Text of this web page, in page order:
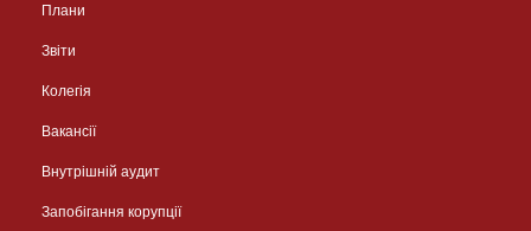
Плани
Звіти
Колегія
Вакансії
Внутрішній аудит
Запобігання корупції